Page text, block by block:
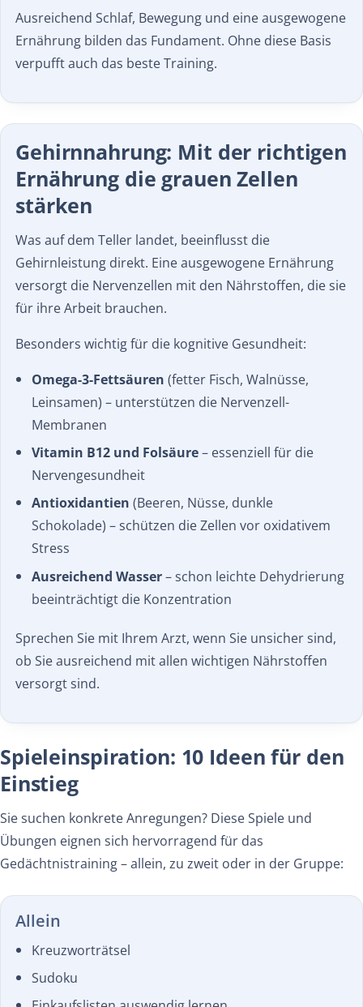
Ausreichend Schlaf, Bewegung und eine ausgewogene
Ernährung bilden das Fundament. Ohne diese Basis
verpufft auch das beste Training.
Gehirnnahrung: Mit der richtigen
Ernährung die grauen Zellen
stärken
Was auf dem Teller landet, beeinflusst die
Gehirnleistung direkt. Eine ausgewogene Ernährung
versorgt die Nervenzellen mit den Nährstoffen, die sie
für ihre Arbeit brauchen.
Besonders wichtig für die kognitive Gesundheit:
Omega-3-Fettsäuren (fetter Fisch, Walnüsse,
Leinsamen) – unterstützen die Nervenzell-
Membranen
Vitamin B12 und Folsäure– essenziell für die
Nervengesundheit
Antioxidantien (Beeren, Nüsse, dunkle
Schokolade) – schützen die Zellen vor oxidativem
Stress
Ausreichend Wasser– schon leichte Dehydrierung
beeinträchtigt die Konzentration
Sprechen Sie mit Ihrem Arzt, wenn Sie unsicher sind,
ob Sie ausreichend mit allen wichtigen Nährstoffen
versorgt sind.
Spieleinspiration: 10 Ideen für den
Einstieg
Sie suchen konkrete Anregungen? Diese Spiele und
Übungen eignen sich hervorragend für das
Gedächtnistraining – allein, zu zweit oder in der Gruppe:
Allein
Kreuzworträtsel
Sudoku